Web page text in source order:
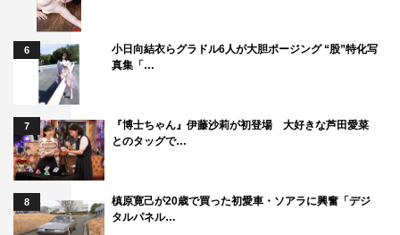
6
小日向結衣らグラドル6人が大胆ポージング “股”特化写
真集「…
7
『博士ちゃん』伊藤沙莉が初登場 大好きな芦田愛菜
とのタッグで…
8
槙原寛己が20歳で買った初愛車・ソアラに興奮「デジ
タルパネル…